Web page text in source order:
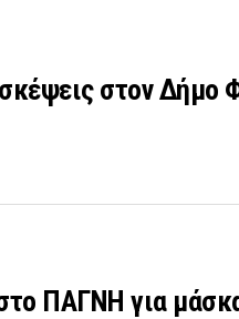
στον Δήμο
ΠΑΓΝΗ για